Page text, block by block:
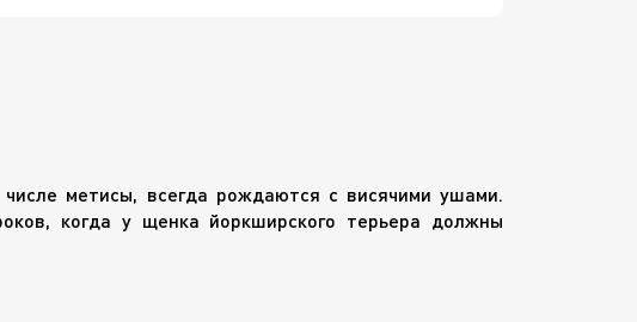
метисы, всегда рождаются с висячими ушами.
когда у щенка йоркширского терьера должны